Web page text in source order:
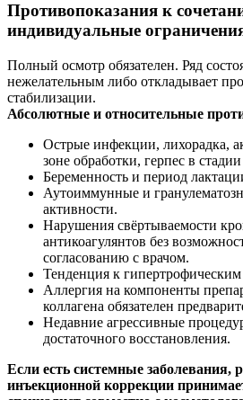
Противопоказания к
индивидуальные
Полный осмотр обязателен. Ряд
нежелательным либо откладывает
стабилизации.
Абсолютные и относительные
Острые инфекции, лихорадка,
зоне обработки, герпес в
Беременность и период
Аутоиммунные и
активности.
Нарушения свёртываемости
антикоагулянтов без
согласованию с врачом.
Тенденция к
Аллергия на компоненты
коллагена обязателен
Недавние агрессивные
достаточного восстановления.
Если есть системные заболевания,
инъекционной коррекции